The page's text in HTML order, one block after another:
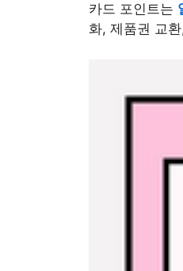
카드 포인트는
화, 제품권 교